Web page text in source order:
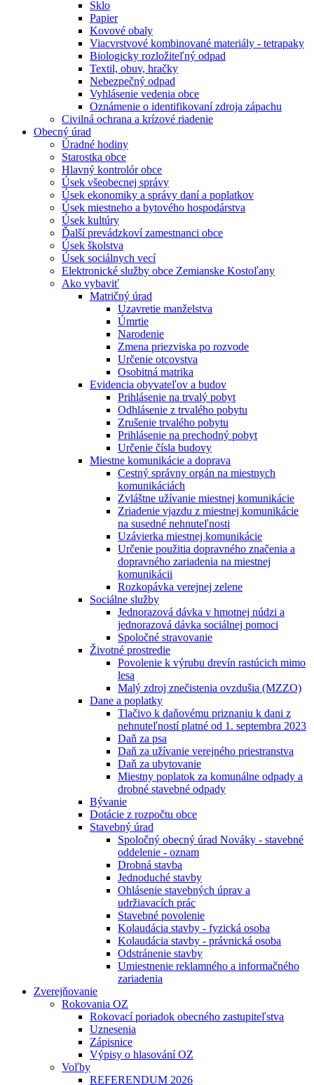
Sklo
Papier
Kovové obaly
Viacvrstvové kombinované materiály - tetrapaky
Biologicky rozložiteľný odpad
Textil, obuv, hračky
Nebezpečný odpad
Vyhlásenie vedenia obce
Oznámenie o identifikovaní zdroja zápachu
Civilná ochrana a krízové riadenie
Obecný úrad
Úradné hodiny
Starostka obce
Hlavný kontrolór obce
Úsek všeobecnej správy
Úsek ekonomiky a správy daní a poplatkov
Úsek miestneho a bytového hospodárstva
Úsek kultúry
Ďalší prevádzkoví zamestnanci obce
Úsek školstva
Úsek sociálnych vecí
Elektronické služby obce Zemianske Kostoľany
Ako vybaviť
Matričný úrad
Uzavretie manželstva
Úmrtie
Narodenie
Zmena priezviska po rozvode
Určenie otcovstva
Osobitná matrika
Evidencia obyvateľov a budov
Prihlásenie na trvalý pobyt
Odhlásenie z trvalého pobytu
Zrušenie trvalého pobytu
Prihlásenie na prechodný pobyt
Určenie čísla budovy
Miestne komunikácie a doprava
Cestný správny orgán na miestnych
komunikáciách
Zvláštne užívanie miestnej komunikácie
Zriadenie vjazdu z miestnej komunikácie
na susedné nehnuteľnosti
Uzávierka miestnej komunikácie
Určenie použitia dopravného značenia a
dopravného zariadenia na miestnej
komunikácii
Rozkopávka verejnej zelene
Sociálne služby
Jednorazová dávka v hmotnej núdzi a
jednorazová dávka sociálnej pomoci
Spoločné stravovanie
Životné prostredie
Povolenie k výrubu drevín rastúcich mimo
lesa
Malý zdroj znečistenia ovzdušia (MZZO)
Dane a poplatky
Tlačivo k daňovému priznaniu k dani z
nehnuteľností platné od 1. septembra 2023
Daň za psa
Daň za užívanie verejného priestranstva
Daň za ubytovanie
Miestny poplatok za komunálne odpady a
drobné stavebné odpady
Bývanie
Dotácie z rozpočtu obce
Stavebný úrad
Spoločný obecný úrad Nováky - stavebné
oddelenie - oznam
Drobná stavba
Jednoduché stavby
Ohlásenie stavebných úprav a
udržiavacích prác
Stavebné povolenie
Kolaudácia stavby - fyzická osoba
Kolaudácia stavby - právnická osoba
Odstránenie stavby
Umiestnenie reklamného a informačného
zariadenia
Zverejňovanie
Rokovania OZ
Rokovací poriadok obecného zastupiteľstva
Uznesenia
Zápisnice
Výpisy o hlasování OZ
Voľby
REFERENDUM 2026